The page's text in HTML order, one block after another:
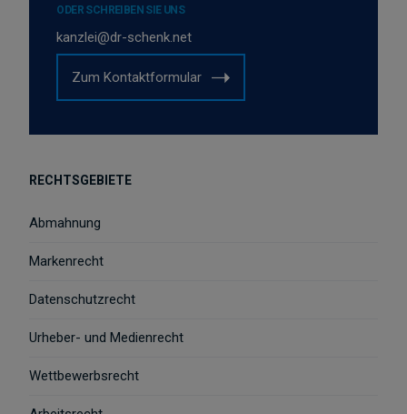
ODER SCHREIBEN SIE UNS
kanzlei@dr-schenk.net
Zum Kontaktformular
RECHTSGEBIETE
Abmahnung
Markenrecht
Datenschutzrecht
Urheber- und Medienrecht
Wettbewerbsrecht